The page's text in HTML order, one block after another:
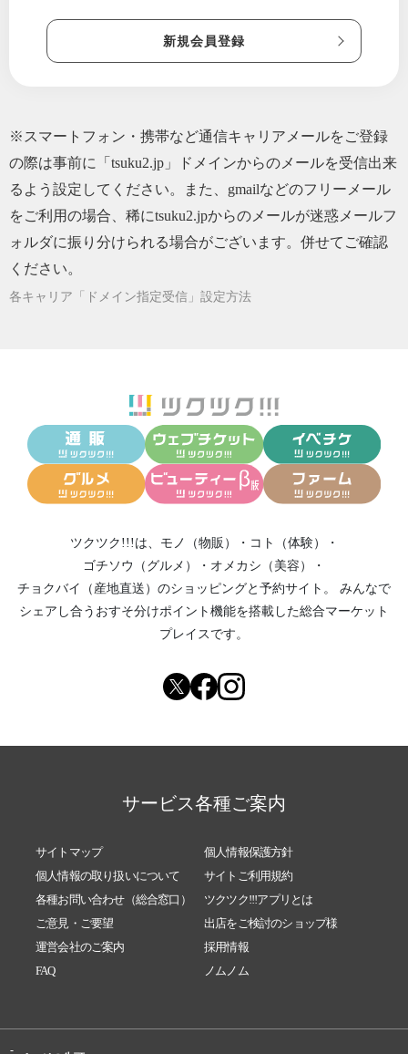
2019/04/30平成最後のメルマガ配信！！
2019/03/21 満月アートテンつるちゃんねぎ！！
新規会員登録
※スマートフォン・携帯など通信キャリアメールをご登録
の際は事前に「tsuku2.jp」ドメインからのメールを受信出来
るよう設定してください。また、gmailなどのフリーメール
をご利用の場合、稀にtsuku2.jpからのメールが迷惑メールフ
ォルダに振り分けられる場合がございます。併せてご確認
ください。
各キャリア「ドメイン指定受信」設定方法
ツクツク!!!は、 モノ（物販） ・ コト（体験）
・
ゴチソウ（グルメ）
・ オメカシ（美容）
・
チョクバイ（産地直送） のショッピングと予約サイト。
みんなで
シェアし合う おすそ分けポイント機能を搭載した総合マーケット
プレイスです。
サービス各種ご案内
サイトマップ
個人情報保護方針
個人情報の取り扱いについて
サイトご利用規約
各種お問い合わせ（総合窓口）
ツクツク!!!アプリとは
ご意見・ご要望
出店をご検討のショップ様
運営会社のご案内
採用情報
FAQ
ノムノム
-